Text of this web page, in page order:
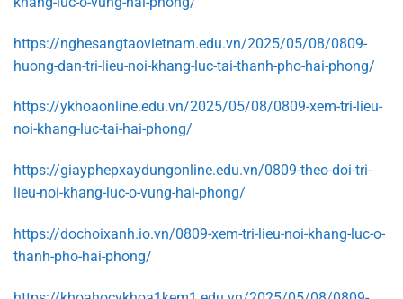
https://nghesangtaovietnam.edu.vn/2025/05/08/0809-
huong-dan-tri-lieu-noi-khang-luc-tai-thanh-pho-hai-phong/
https://ykhoaonline.edu.vn/2025/05/08/0809-xem-tri-lieu-
noi-khang-luc-tai-hai-phong/
https://giayphepxaydungonline.edu.vn/0809-theo-doi-tri-
lieu-noi-khang-luc-o-vung-hai-phong/
https://dochoixanh.io.vn/0809-xem-tri-lieu-noi-khang-luc-o-
thanh-pho-hai-phong/